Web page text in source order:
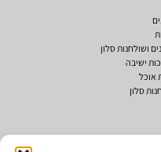
ושולחנות סלון
ישיבה
אוכל
סלון